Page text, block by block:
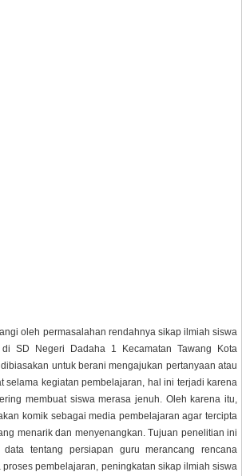
oleh permasalahan rendahnya sikap ilmiah siswa
SD Negeri Dadaha 1 Kecamatan Tawang Kota
untuk berani mengajukan pertanyaan atau
selama kegiatan pembelajaran, hal ini terjadi karena
membuat siswa merasa jenuh. Oleh karena itu,
komik sebagai media pembelajaran agar tercipta
menarik dan menyenangkan. Tujuan penelitian ini
tentang persiapan guru merancang rencana
pembelajaran, peningkatan sikap ilmiah siswa